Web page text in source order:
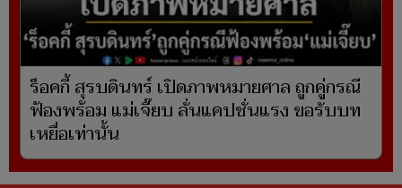
ร็อคกี้ สุรบดินทร์ เปิดภาพหมายศาล ถูกคู่กรณี
ฟ้องพร้อม แม่เจี๊ยบ ลั่นแคปชั่นแรง ขอรับบท
เหยื่อเท่านั้น